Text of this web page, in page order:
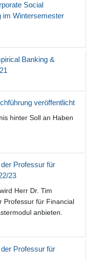
Social
im Wintersemester
Banking &
veröffentlicht
hinter Soll an Haben
Professur für
23
Herr Dr. Tim
Professur für Financial
anbieten.
Professur für